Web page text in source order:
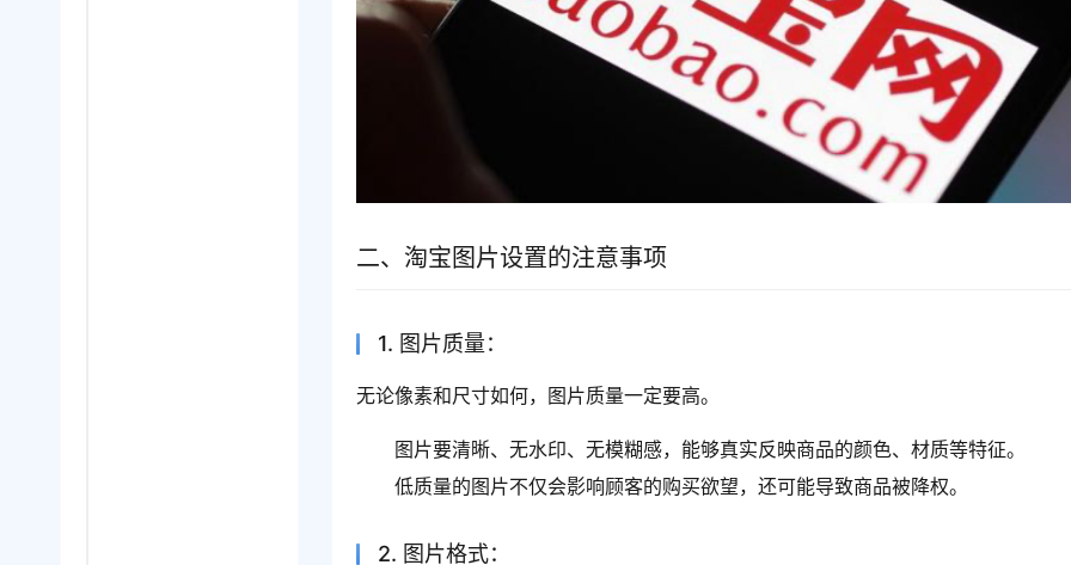
二、淘宝图片设置的注意事项
1. 图片质量：
无论像素和尺寸如何，图片质量一定要高。
图片要清晰、无水印、无模糊感，能够真实反映商品的颜色、材质等特征。
低质量的图片不仅会影响顾客的购买欲望，还可能导致商品被降权。
2. 图片格式：